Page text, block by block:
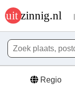
Regio